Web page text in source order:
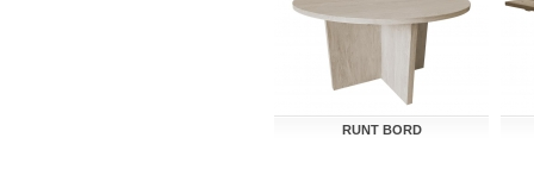
RUNT BORD